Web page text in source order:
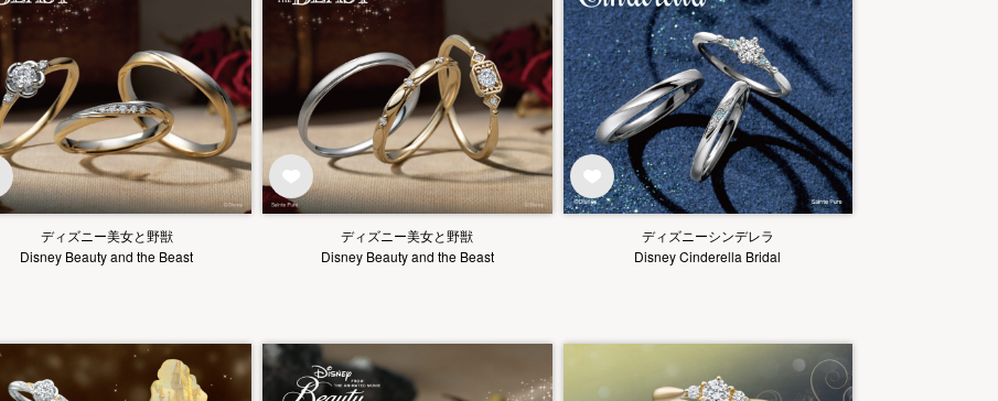
ディズニー美女と野獣
Disney Beauty and the Beast
ディズニー美女と野獣
Disney Beauty and the Beast
ディズニーシンデレラ
Disney Cinderella Bridal